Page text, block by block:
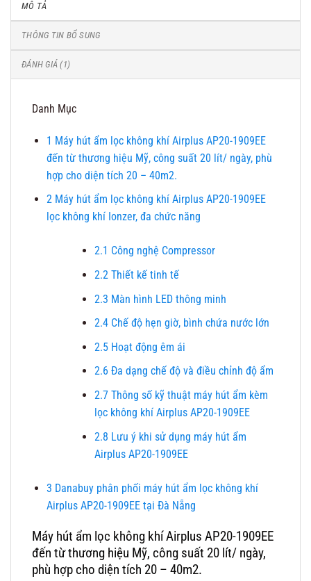
MÔ TẢ
THÔNG TIN BỔ SUNG
ĐÁNH GIÁ (1)
Danh Mục
1 Máy hút ẩm lọc không khí Airplus AP20-1909EE
đến từ thương hiệu Mỹ, công suất 20 lít/ ngày, phù
hợp cho diện tích 20 – 40m2.
2Máy hút ẩm lọc không khí Airplus AP20-1909EE
lọc không khí Ionzer, đa chức năng
2.1 Công nghệ Compressor
2.2Thiết kế tinh tế
2.3 Màn hình LED thông minh
2.4Chế độ hẹn giờ, bình chứa nước lớn
2.5Hoạt động êm ái
2.6 Đa dạng chế độ và điều chỉnh độ ẩm
2.7Thông số kỹ thuật máy hút ẩm kèm
lọc không khí Airplus AP20-1909EE
2.8 Lưu ý khi sử dụng máy hút ẩm
Airplus AP20-1909EE
3 Danabuy phân phối máy hút ẩm lọc không khí
Airplus AP20-1909EE tại Đà Nẵng
Máy hút ẩm lọc không khí Airplus AP20-1909EE
đến từ thương hiệu Mỹ, công suất 20 lít/ ngày,
phù hợp cho diện tích 20 – 40m2.